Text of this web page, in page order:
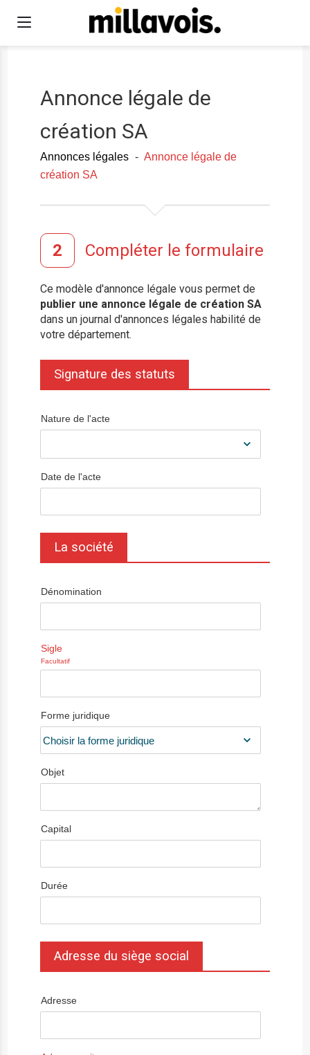
Annonce légale de
création SA
Annonces légales - Annonce légale de
création SA
Compléter le formulaire
Ce modèle d'annonce légale vous permet de
publier une annonce légale de création SA
dans un journal d'annonces légales habilité de
votre département.
Signature des statuts
Nature de l'acte
Date de l'acte
La société
Dénomination
Sigle
Facultatif
Forme juridique
Objet
Capital
Durée
Adresse du siège social
Adresse